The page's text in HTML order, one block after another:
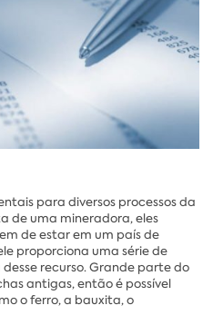
para diversos processos da
de uma mineradora, eles
de estar em um país de
proporciona uma série de
recurso. Grande parte do
antigas, então é possível
o ferro, a bauxita, o